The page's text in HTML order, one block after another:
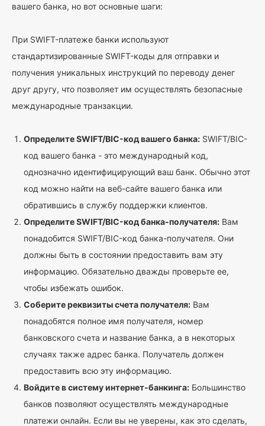
вашего банка, но вот основные шаги:
При SWIFT-платеже банки используют
стандартизированные SWIFT-коды для отправки и
получения уникальных инструкций по переводу денег
друг другу, что позволяет им осуществлять безопасные
международные транзакции.
Определите SWIFT/BIC-код вашего банка: SWIFT/BIC-
код вашего банка - это международный код,
однозначно идентифицирующий ваш банк. Обычно этот
код можно найти на веб-сайте вашего банка или
обратившись в службу поддержки клиентов.
Определите SWIFT/BIC-код банка-получателя: Вам
понадобится SWIFT/BIC-код банка-получателя. Они
должны быть в состоянии предоставить вам эту
информацию. Обязательно дважды проверьте ее,
чтобы избежать ошибок.
Соберите реквизиты счета получателя: Вам
понадобятся полное имя получателя, номер
банковского счета и название банка, а в некоторых
случаях также адрес банка. Получатель должен
предоставить всю эту информацию.
Войдите в систему интернет-банкинга: Большинство
банков позволяют осуществлять международные
платежи онлайн. Если вы не уверены, как это сделать,